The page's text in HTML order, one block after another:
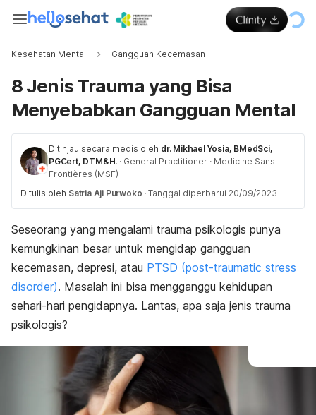
Kesehatan Mental Gangguan Kecemasan
8 Jenis Trauma yang Bisa
Menyebabkan Gangguan Mental
Ditinjau secara medis oleh dr. Mikhael Yosia, BMedSci,
PGCert, DTM&H. · General Practitioner · Medicine Sans
Frontières (MSF)
Ditulis oleh Satria Aji Purwoko · Tanggal diperbarui 20/09/2023
Seseorang yang mengalami trauma psikologis punya
kemungkinan besar untuk mengidap gangguan
kecemasan, depresi, atau PTSD (post-traumatic stress
disorder). Masalah ini bisa mengganggu kehidupan
sehari-hari pengidapnya. Lantas, apa saja jenis trauma
psikologis?